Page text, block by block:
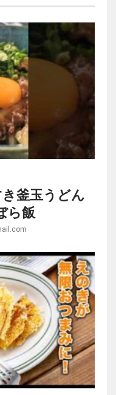
釜玉うどん
ら飯